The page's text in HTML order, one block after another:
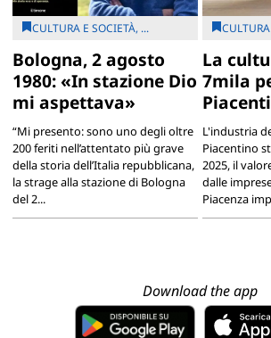
CULTURA E SOCIETÀ, ...
Bologna, 2 agosto
1980: «In stazione Dio
mi aspettava»
“Mi presento: sono uno degli oltre
200 feriti nell’attentato più grave
della storia dell’Italia repubblicana,
la strage alla stazione di Bologna
del 2...
La
7mila
L'industria
Piacentino
2025, il
dalle
Piacenza
Download the app